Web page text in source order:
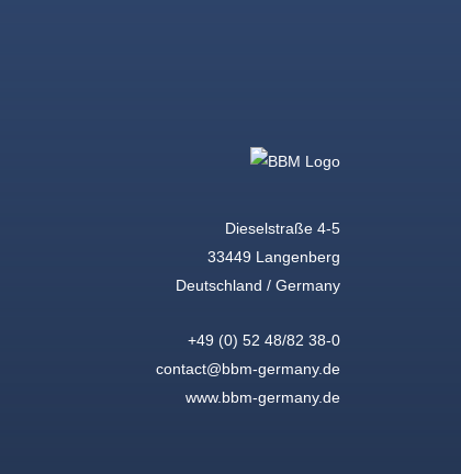
Dieselstraße 4-5
33449 Langenberg
Deutschland / Germany
+49 (0) 52 48/82 38-0
contact@bbm-germany.de
www.bbm-germany.de